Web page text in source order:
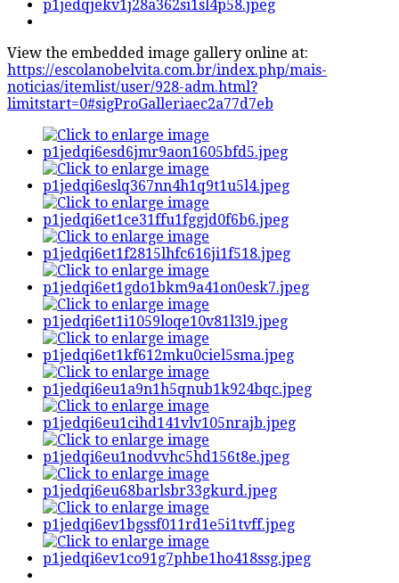
View the embedded image gallery online at:
https://escolanobelvita.com.br/index.php/mais-
noticias/itemlist/user/928-adm.html?
limitstart=0#sigProGalleriaec2a77d7eb